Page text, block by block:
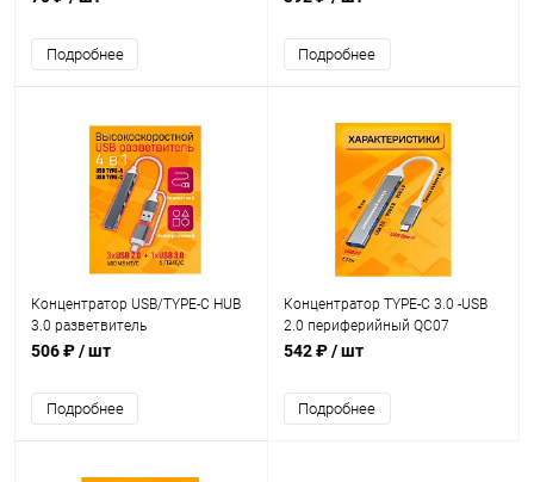
Подробнее Подробнее
Концентратор USB/TYPE-C HUB
3.0 разветвитель
периферийный USB 2.0 QC07
506 ₽/ шт
Подробнее
Концентратор TYPE-C 3.0 -USB
2.0 периферийный QC07
(181179)
542 ₽/ шт
Подробнее